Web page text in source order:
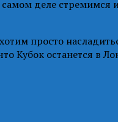
деле стремимся
просто
Кубок останется в